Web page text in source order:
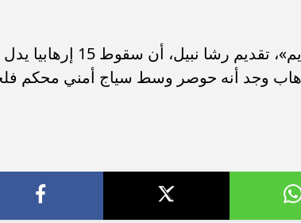
وأضاف، خلال برنامج «كلام تاني»، على قناة «دريم»، تقديم رشا نبيل، أن سقوط 15 إرهابيا يدل
وجد أنه حوصر وسط سياج أمني محكم